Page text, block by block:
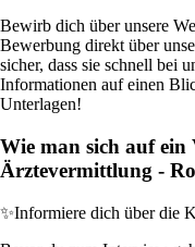
Bewirb dich über unsere
Bewerbung direkt über
sicher, dass sie schnell bei
Informationen auf einen
Unterlagen!
Wie man sich auf ein
Ärztevermittlung -
✨Informiere dich über die